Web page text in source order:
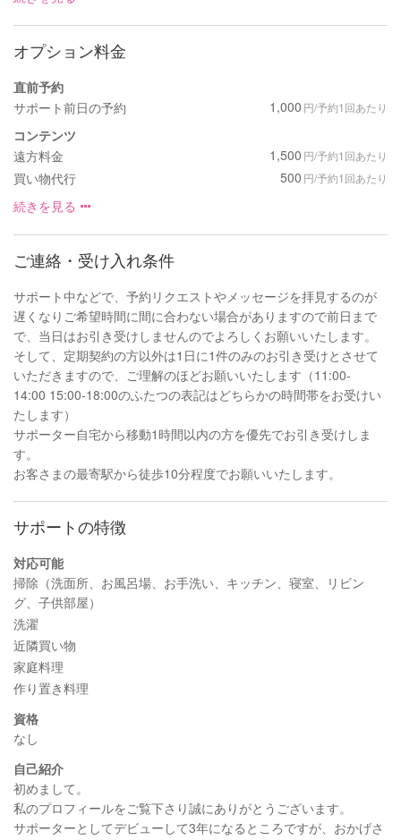
オプション料金
直前予約
サポート前日の予約
1,000 円/予約1回あたり
コンテンツ
遠方料金
1,500 円/予約1回あたり
買い物代行 500 円/予約1回あたり
続きを見る
ご連絡・受け入れ条件
サポート中などで、予約リクエストやメッセージを拝見するのが
遅くなりご希望時間に間に合わない場合がありますので前日まで
で、当日はお引き受けしませんのでよろしくお願いいたします。
そして、定期契約の方以外は1日に1件のみのお引き受けとさせて
いただきますので、ご理解のほどお願いいたします（11:00-
14:00 15:00-18:00のふたつの表記はどちらかの時間帯をお受けい
たします）
サポーター自宅から移動1時間以内の方を優先でお引き受けしま
す。
お客さまの最寄駅から徒歩10分程度でお願いいたします。
サポートの特徴
対応可能
掃除（洗面所、お風呂場、お手洗い、キッチン、寝室、リビン
グ、子供部屋）
洗濯
近隣買い物
家庭料理
作り置き料理
資格
なし
自己紹介
初めまして。
私のプロフィールをご覧下さり誠にありがとうございます。
サポーターとしてデビューして3年になるところですが、おかげさ